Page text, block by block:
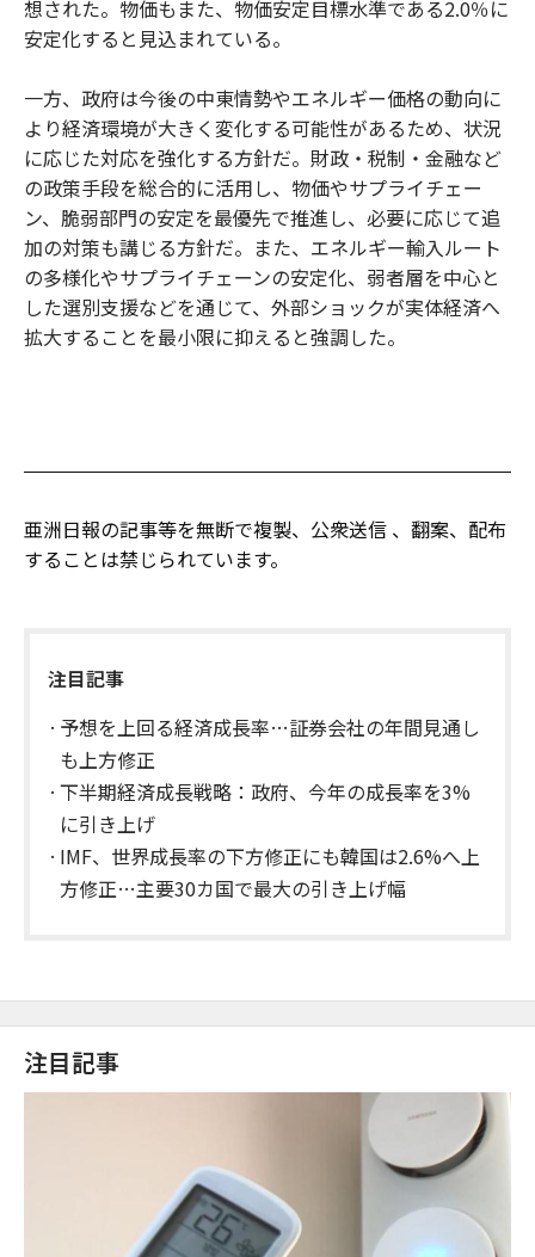
想された。物価もまた、物価安定目標水準である2.0％に
安定化すると見込まれている。
一方、政府は今後の中東情勢やエネルギー価格の動向に
より経済環境が大きく変化する可能性があるため、状況
に応じた対応を強化する方針だ。財政・税制・金融など
の政策手段を総合的に活用し、物価やサプライチェー
ン、脆弱部門の安定を最優先で推進し、必要に応じて追
加の対策も講じる方針だ。また、エネルギー輸入ルート
の多様化やサプライチェーンの安定化、弱者層を中心と
した選別支援などを通じて、外部ショックが実体経済へ
拡大することを最小限に抑えると強調した。
亜洲日報の記事等を無断で複製、公衆送信 、翻案、配布
することは禁じられています。
注目記事
予想を上回る経済成長率…証券会社の年間見通し
も上方修正
下半期経済成長戦略：政府、今年の成長率を3%
に引き上げ
IMF、世界成長率の下方修正にも韓国は2.6%へ上
方修正…主要30カ国で最大の引き上げ幅
注目記事